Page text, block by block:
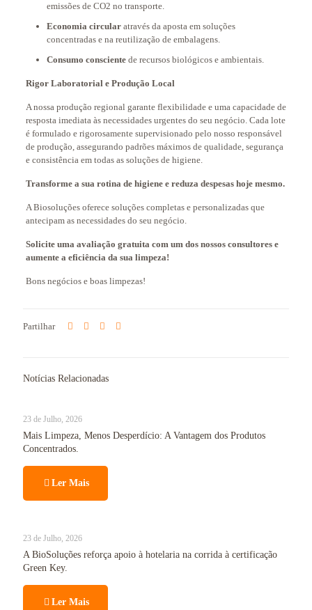
emissões de CO2 no transporte.
Economia circularatravés da aposta em soluções
concentradas e na reutilização de embalagens.
Consumo conscientede recursos biológicos e ambientais.
Rigor Laboratorial e Produção Local
A nossa produção regional garante flexibilidade e uma capacidade de
resposta imediata às necessidades urgentes do seu negócio. Cada lote
é formulado e rigorosamente supervisionado pelo nosso responsável
de produção, assegurando padrões máximos de qualidade, segurança
e consistência em todas as soluções de higiene.
Transforme a sua rotina de higiene e reduza despesas hoje mesmo.
A Biosoluções oferece soluções completas e personalizadas que
antecipam as necessidades do seu negócio.
Solicite uma avaliação gratuita com um dos nossos consultores e
aumente a eficiência da sua limpeza!
Bons negócios e boas limpezas!
Partilhar
Notícias Relacionadas
23 de Julho, 2026
Mais Limpeza, Menos Desperdício: A Vantagem dos Produtos
Concentrados.
Ler Mais
23 de Julho, 2026
A BioSoluções reforça apoio à hotelaria na corrida à certificação
Green Key.
Ler Mais